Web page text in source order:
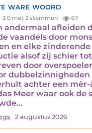
ware woord
3.0 met 3 stemmen 67
andermaal afleiden
vaandels door
en elke zinderende
alsof zij schier
door
dubbelzinnigheden
achter een mèr-
Meer waar ook de
2 augustus 2026